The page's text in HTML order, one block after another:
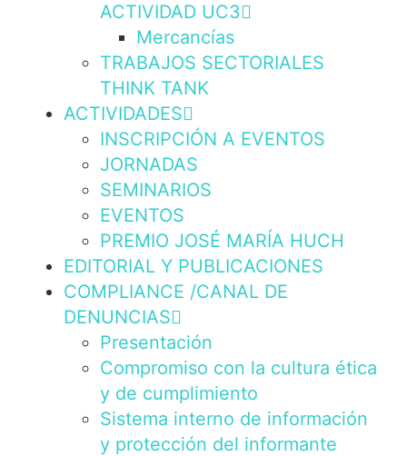
ACTIVIDAD UC3
Mercancías
TRABAJOS SECTORIALES
THINK TANK
ACTIVIDADES
INSCRIPCIÓN A EVENTOS
JORNADAS
SEMINARIOS
EVENTOS
PREMIO JOSÉ MARÍA HUCH
EDITORIAL Y PUBLICACIONES
COMPLIANCE /CANAL DE
DENUNCIAS
Presentación
Compromiso con la cultura ética
y de cumplimiento
Sistema interno de información
y protección del informante